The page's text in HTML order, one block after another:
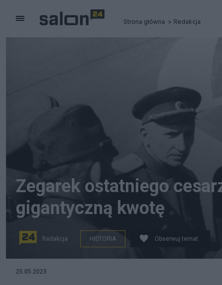
Strona główna Redakcja
Zegarek ostatniego
gigantyczną kwotę
Redakcja HISTORIA Obserwuj temat
25.05.2023